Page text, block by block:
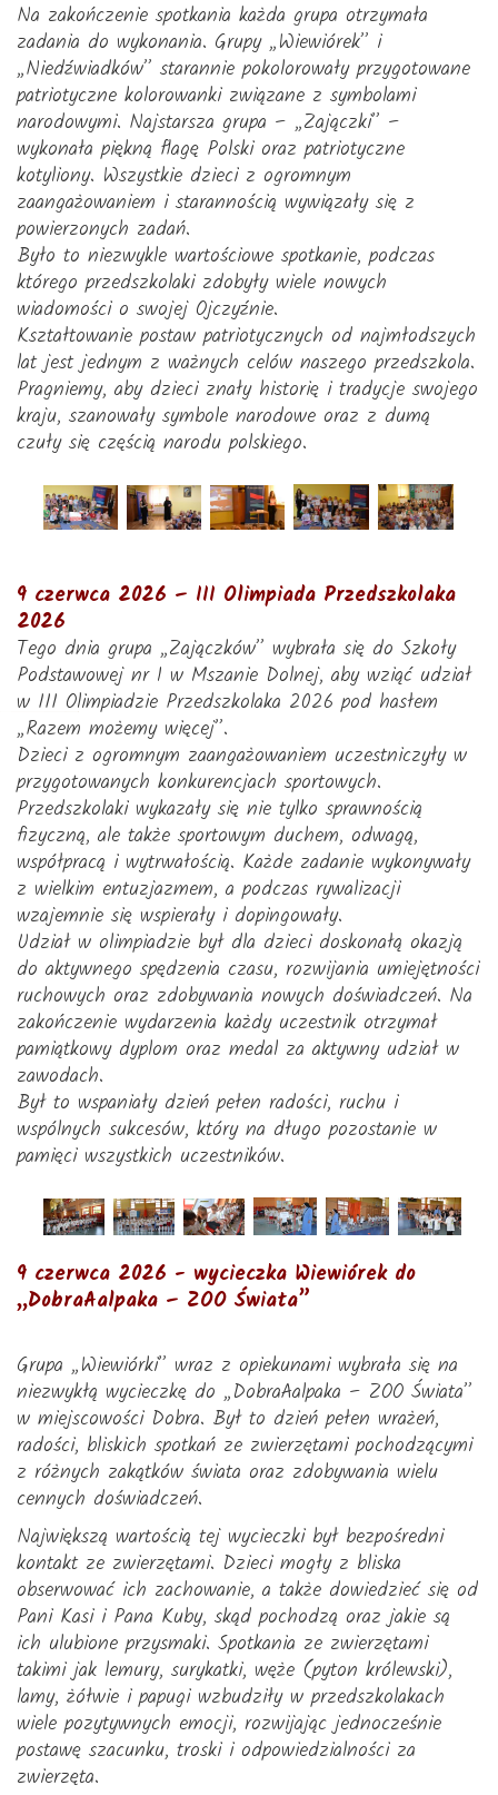
Na zakończenie spotkania każda grupa otrzymała
zadania do wykonania. Grupy „Wiewiórek” i
„Niedźwiadków” starannie pokolorowały przygotowane
patriotyczne kolorowanki związane z symbolami
narodowymi. Najstarsza grupa – „Zajączki” –
wykonała piękną flagę Polski oraz patriotyczne
kotyliony. Wszystkie dzieci z ogromnym
zaangażowaniem i starannością wywiązały się z
powierzonych zadań.
Było to niezwykle wartościowe spotkanie, podczas
którego przedszkolaki zdobyły wiele nowych
wiadomości o swojej Ojczyźnie.
Kształtowanie postaw patriotycznych od najmłodszych
lat jest jednym z ważnych celów naszego przedszkola.
Pragniemy, aby dzieci znały historię i tradycje swojego
kraju, szanowały symbole narodowe oraz z dumą
czuły się częścią narodu polskiego.
9 czerwca 2026 – III Olimpiada Przedszkolaka
2026
Tego dnia grupa „Zajączków” wybrała się do Szkoły
Podstawowej nr 1 w Mszanie Dolnej, aby wziąć udział
w III Olimpiadzie Przedszkolaka 2026 pod hasłem
„Razem możemy więcej”.
Dzieci z ogromnym zaangażowaniem uczestniczyły w
przygotowanych konkurencjach sportowych.
Przedszkolaki wykazały się nie tylko sprawnością
fizyczną, ale także sportowym duchem, odwagą,
współpracą i wytrwałością. Każde zadanie wykonywały
z wielkim entuzjazmem, a podczas rywalizacji
wzajemnie się wspierały i dopingowały.
Udział w olimpiadzie był dla dzieci doskonałą okazją
do aktywnego spędzenia czasu, rozwijania umiejętności
ruchowych oraz zdobywania nowych doświadczeń. Na
zakończenie wydarzenia każdy uczestnik otrzymał
pamiątkowy dyplom oraz medal za aktywny udział w
zawodach.
Był to wspaniały dzień pełen radości, ruchu i
wspólnych sukcesów, który na długo pozostanie w
pamięci wszystkich uczestników.
9 czerwca 2026 - wycieczka Wiewiórek do
„DobraAalpaka – ZOO Świata”
Grupa „Wiewiórki” wraz z opiekunami wybrała się na
niezwykłą wycieczkę do „DobraAalpaka – ZOO Świata”
w miejscowości Dobra. Był to dzień pełen wrażeń,
radości, bliskich spotkań ze zwierzętami pochodzącymi
z różnych zakątków świata oraz zdobywania wielu
cennych doświadczeń.
Największą wartością tej wycieczki był bezpośredni
kontakt ze zwierzętami. Dzieci mogły z bliska
obserwować ich zachowanie, a także dowiedzieć się od
Pani Kasi i Pana Kuby, skąd pochodzą oraz jakie są
ich ulubione przysmaki. Spotkania ze zwierzętami
takimi jak lemury, surykatki, węże (pyton królewski),
lamy, żółwie i papugi wzbudziły w przedszkolakach
wiele pozytywnych emocji, rozwijając jednocześnie
postawę szacunku, troski i odpowiedzialności za
zwierzęta.